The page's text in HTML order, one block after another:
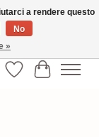
√Exklusiv und
Lista deiCarrello
a rendere questo
No
»